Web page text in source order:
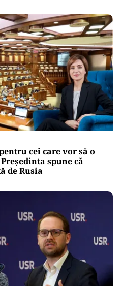
cei care vor să o
spune că
de Rusia